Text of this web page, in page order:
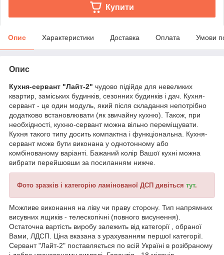
Купити
Опис Характеристики Доставка Оплата Умови
Опис
Кухня-сервант "Лайт-2" чудово підійде для невеликих
квартир, заміських будинків, сезонних будинків і дач. Кухня-
сервант - це один модуль, який після складання непотрібно
додатково встановлювати (як звичайну кухню). Також, при
необхідності, кухню-сервант можна вільно переміщувати.
Кухня такого типу досить компактна і функціональна. Кухня-
сервант може бути виконана у однотонному або
комбінованому варіанті. Бажаний колір Вашої кухні можна
вибрати перейшовши за посиланням нижче.
Фото зразків і категорію ламінованої ДСП дивіться тут.
Можливе виконання на ліву чи праву сторону. Тип напрямних
висувних ящиків - телескопічні (повного висунення).
Остаточна вартість виробу залежить від категорії , обраної
Вами, ЛДСП. Ціна вказана з урахуванням першої категорії.
Сервант "Лайт-2" поставляється по всій Україні в розібраному